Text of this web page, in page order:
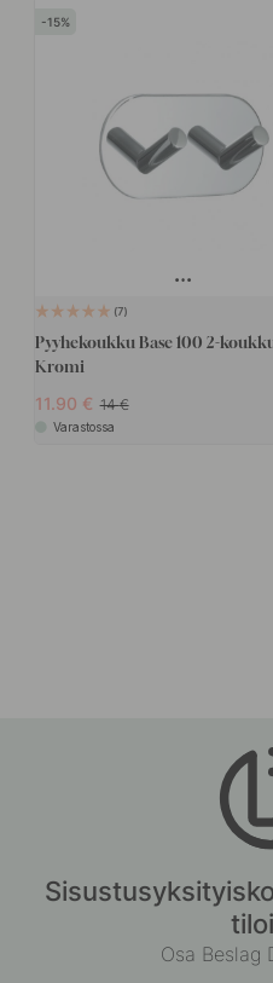
15
7
Pyyhekoukku Base 100 2-
Kromi
11.90 14
Varastossa
Osa Beslag